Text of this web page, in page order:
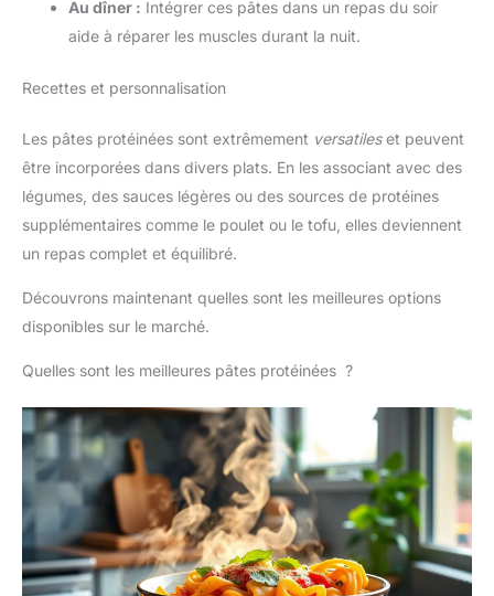
Au dîner : Intégrer ces pâtes dans un repas du soir
aide à réparer les muscles durant la nuit.
Recettes et personnalisation
Les pâtes protéinées sont extrêmement versatileset peuvent
être incorporées dans divers plats. En les associant avec des
légumes, des sauces légères ou des sources de protéines
supplémentaires comme le poulet ou le tofu, elles deviennent
un repas complet et équilibré.
Découvrons maintenant quelles sont les meilleures options
disponibles sur le marché.
Quelles sont les meilleures pâtes protéinées ?